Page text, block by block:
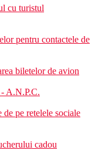
cu varsta peste
cu turistul
pentru contactele de
biletelor de avion
A.N.P.C.
pe retelele sociale
cadou